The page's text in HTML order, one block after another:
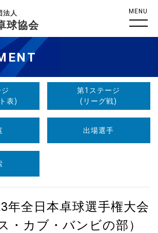
法人
球協会
MENU
表)
第1ステージ
(リーグ戦)
出場選手
年全日本卓球選手権大会
・カブ・バンビの部）